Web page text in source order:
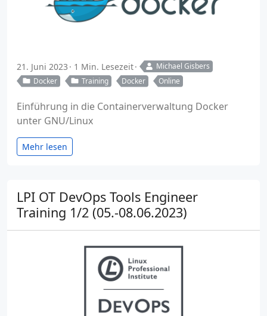
21. Juni 2023 1 Min. Lesezeit
Michael Gisbers
Docker
Training Docker Online
Einführung in die Containerverwaltung Docker
unter GNU/Linux
Mehr lesen
LPI OT DevOps Tools Engineer
Training 1/2 (05.-08.06.2023)